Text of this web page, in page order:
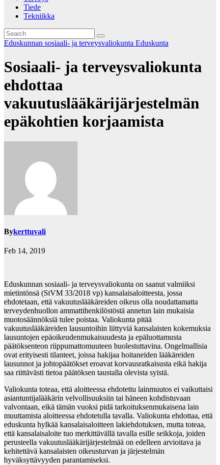
Tiede
Tekniikka
Eduskunnan sosiaali- ja terveysvaliokunta Eduskunta
Sosiaali- ja terveysvaliokunta
ehdottaa
vakuutuslääkärijärjestelmän
epäkohtien korjaamista
Bykerttuvali
Feb 14, 2019
Eduskunnan sosiaali- ja terveysvaliokunta on saanut valmiiksi
mietintönsä (StVM 33/2018 vp) kansalaisaloitteesta, jossa
ehdotetaan, että vakuutuslääkäreiden oikeus olla noudattamatta
terveydenhuollon ammattihenkilöstöstä annetun lain mukaisia
muotosäännöksiä tulee poistaa. Valiokunta pitää
vakuutuslääkäreiden lausuntoihin liittyviä kansalaisten kokemuksia
lausuntojen epäoikeudenmukaisuudesta ja epäluottamusta
päätöksenteon riippumattomuuteen huolestuttavina. Ongelmallisia
ovat erityisesti tilanteet, joissa hakijaa hoitaneiden lääkäreiden
lausunnot ja johtopäätökset eroavat korvausratkaisusta eikä hakija
saa riittävästi tietoa päätöksen taustalla olevista syistä.
Valiokunta toteaa, että aloitteessa ehdotettu lainmuutos ei vaikuttaisi
asiantuntijalääkärin velvollisuuksiin tai häneen kohdistuvaan
valvontaan, eikä tämän vuoksi pidä tarkoituksenmukaisena lain
muuttamista aloitteessa ehdotetulla tavalla. Valiokunta ehdottaa, että
eduskunta hylkää kansalaisaloitteen lakiehdotuksen, mutta toteaa,
että kansalaisaloite tuo merkittävällä tavalla esille seikkoja, joiden
perusteella vakuutuslääkärijärjestelmää on edelleen arvioitava ja
kehitettävä kansalaisten oikeusturvan ja järjestelmän
hyväksyttävyyden parantamiseksi.